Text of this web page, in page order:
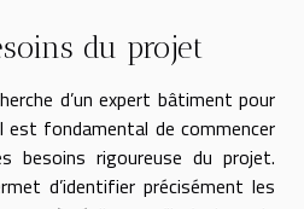
du projet
d’un expert bâtiment pour
est fondamental de commencer
besoins rigoureuse du projet.
d’identifier précisément les